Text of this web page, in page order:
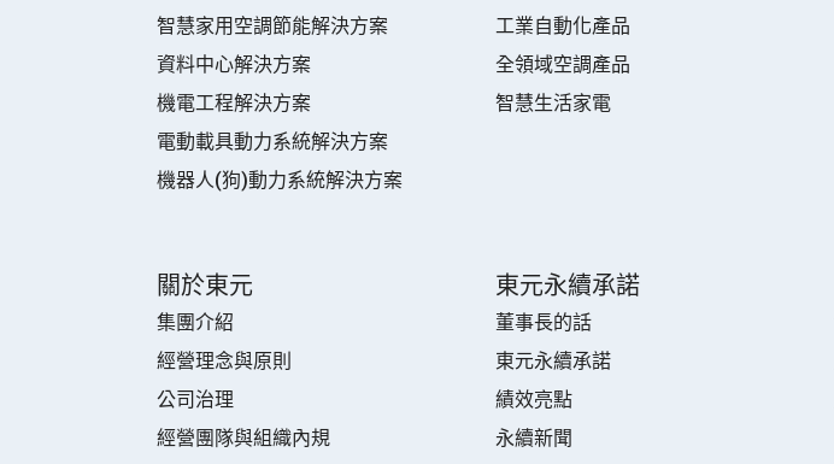
智慧家用空調節能解決方案
資料中心解決方案
機電工程解決方案
電動載具動力系統解決方案
機器人(狗)動力系統解決方案
工業自動化產品
全領域空調產品
智慧生活家電
關於東元
集團介紹
經營理念與原則
公司治理
經營團隊與組織內規
東元永續承諾
董事長的話
東元永續承諾
績效亮點
永續新聞